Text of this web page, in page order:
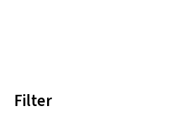
Filter